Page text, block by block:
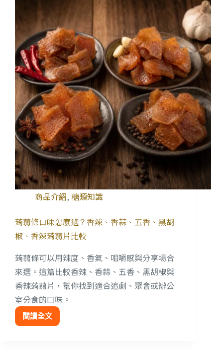
商品介紹, 糖類知識
蒟蒻條口味怎麼選？香辣、香蒜、五香、黑胡
椒、香辣蒟蒻片比較
蒟蒻條可以用辣度、香氣、咀嚼感與分享場合
來選。這篇比較香辣、香蒜、五香、黑胡椒與
香辣蒟蒻片，幫你找到適合追劇、聚會或辦公
室分食的口味。
閱讀全文